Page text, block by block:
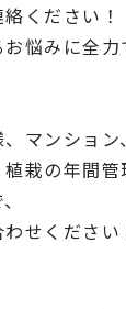
ください！
悩みに全
マンション
植栽の年間
せください